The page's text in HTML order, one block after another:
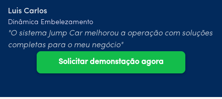
Luis Carlos
Dinâmica Embelezamento
"O sistema Jump Car melhorou a operação com soluções
completas para o meu negócio"
Solicitar demonstação agora